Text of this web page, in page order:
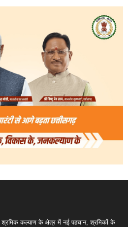
श्रमिक कल्याण के क्षेत्र में नई पहचान, श्रमिकों के